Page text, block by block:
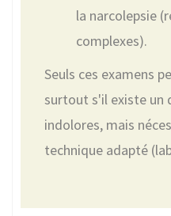
la narcolepsie
complexes).
Seuls ces examens
surtout s'il existe un
indolores, mais
technique adapté